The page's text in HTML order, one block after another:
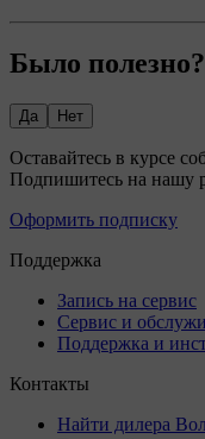
Было полезно?
Да Нет